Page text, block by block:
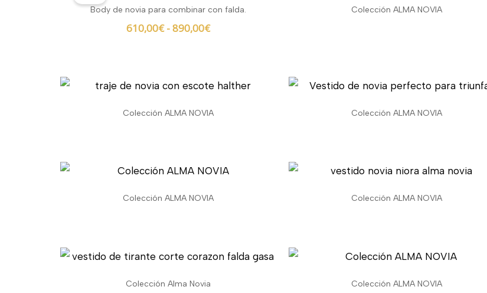
Body de novia para combinar con falda.
610,00€ -890,00€
precios:
610,00€
Colección ALMA NOVIA
Colección ALMA NOVIA Colección ALMA NOVIA
Colección ALMA NOVIA Colección ALMA NOVIA
Colección Alma Novia Colección ALMA NOVIA